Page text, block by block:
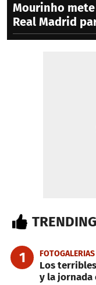
Mourinho
Real Madrid
TRENDING
1 FOTOGALERIAS
Los
y la jornada